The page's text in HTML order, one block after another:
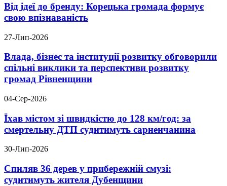
Від ідеї до бренду: Корецька громада формує
свою впізнаваність
27-Лип-2026
Влада, бізнес та інституції розвитку обговорили
спільні виклики та перспективи розвитку
громад Рівненщини
04-Сер-2026
Їхав містом зі швидкістю до 128 км/год: за
смертельну ДТП судитимуть сарненчанина
30-Лип-2026
Спиляв 36 дерев у прибережній смузі:
судитимуть жителя Дубенщини